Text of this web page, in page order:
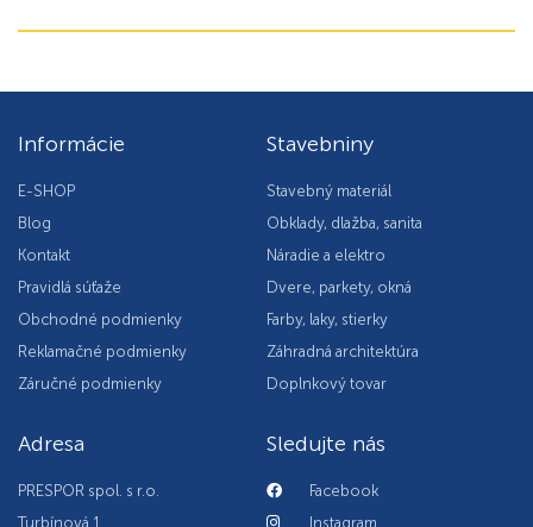
Informácie
E-SHOP
Blog
Kontakt
Pravidlá súťaže
Obchodné podmienky
Reklamačné podmienky
Záručné podmienky
Stavebniny
Stavebný materiál
Obklady, dlažba, sanita
Náradie a elektro
Dvere, parkety, okná
Farby, laky, stierky
Záhradná architektúra
Doplnkový tovar
Adresa
PRESPOR spol. s r.o.
Turbínová 1
Sledujte nás
Facebook
Instagram